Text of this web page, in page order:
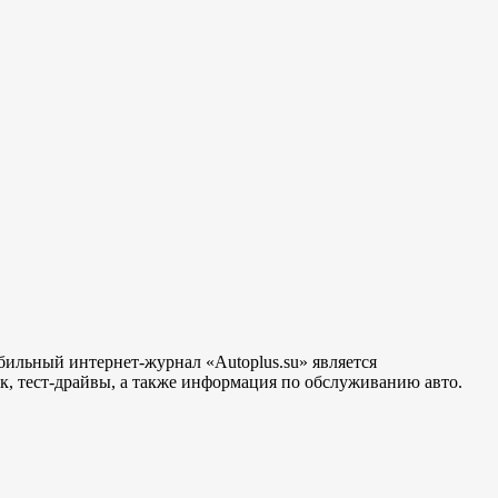
интернет-журнал «Autoplus.su» является
тест-драйвы, а также информация по обслуживанию авто.